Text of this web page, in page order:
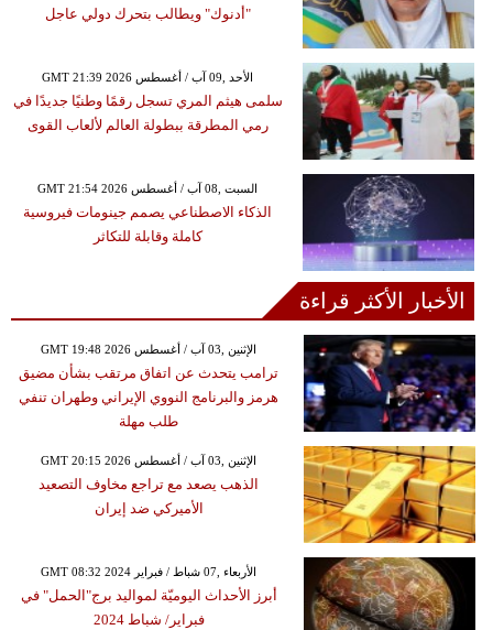
"أدنوك" ويطالب بتحرك دولي عاجل
GMT 21:39 2026 الأحد ,09 آب / أغسطس
سلمى هيثم المري تسجل رقمًا وطنيًا جديدًا في
رمي المطرقة ببطولة العالم لألعاب القوى
GMT 21:54 2026 السبت ,08 آب / أغسطس
الذكاء الاصطناعي يصمم جينومات فيروسية
كاملة وقابلة للتكاثر
الأخبار الأكثر قراءة
GMT 19:48 2026 الإثنين ,03 آب / أغسطس
ترامب يتحدث عن اتفاق مرتقب بشأن مضيق
هرمز والبرنامج النووي الإيراني وطهران تنفي
طلب مهلة
GMT 20:15 2026 الإثنين ,03 آب / أغسطس
الذهب يصعد مع تراجع مخاوف التصعيد
الأميركي ضد إيران
GMT 08:32 2024 الأربعاء ,07 شباط / فبراير
أبرز الأحداث اليوميّة لمواليد برج"الحمل" في
فبراير/ شباط 2024